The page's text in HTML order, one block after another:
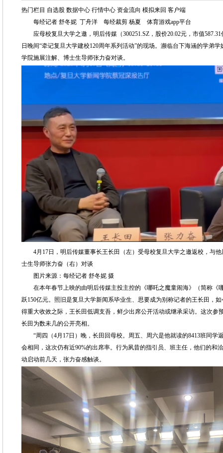
热门栏目 自选股 数据中心 行情中心 资金流向 模拟来回 客户端
每经记者 舒冬妮 丁舟洋 每经裁剪 杨夏 体育游戏app平台
应母校复旦大学之邀，明后传媒（300251.SZ，股价20.02元，市值
日晚间“牵记复旦大学建校120周年系列活动”的现场。濒临台下海涵的学弟
学院施展注解、博士生导师张力奋对谈。
4月17日，明后传媒董事长王长田（左）受母校复旦大学之邀返校，与他
士生导师张力奋（右）对谈
图片来源：每经记者 舒冬妮 摄
在本年春节上映的由明后传媒主投主控的《哪吒之魔童闹海》（简称《
跃150亿元。照旧是复旦大学新闻系毕业生、思要成为别称记者的王长田，
得重大收效之际，王长田低调支吾，鲜少出席公开活动或继承采访。这次参
长田为数未几的公开亮相。
“周四（4月17日）晚，长田回母校。周五、周六是他就读的8413班同学返
会相同，这次仍有近90%的出席率。行为夙昔的指引员、班主任，他们的和
动启动前几天，张力奋感触谈。